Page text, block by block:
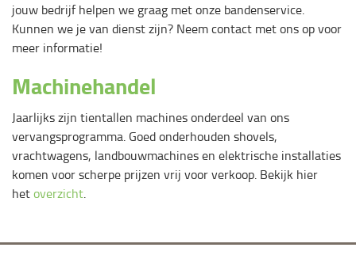
jouw bedrijf helpen we graag met onze bandenservice.
Kunnen we je van dienst zijn? Neem contact met ons op voor
meer informatie!
Machinehandel
Jaarlijks zijn tientallen machines onderdeel van ons
vervangsprogramma. Goed onderhouden shovels,
vrachtwagens, landbouwmachines en elektrische installaties
komen voor scherpe prijzen vrij voor verkoop. Bekijk hier
hetoverzicht.